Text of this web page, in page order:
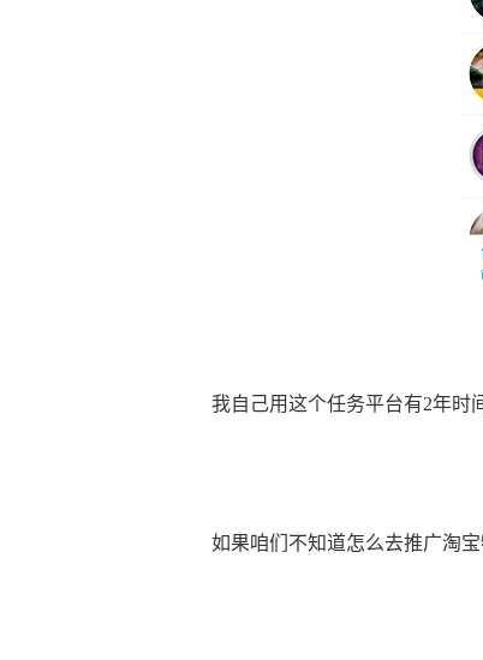
我自己用这个任务平台有2年时
如果咱们不知道怎么去推广淘宝